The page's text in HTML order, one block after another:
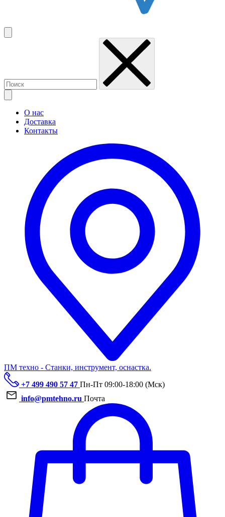
О нас
Доставка
Контакты
ПМ техно - Станки, инструмент, оснастка.
+7 499 490 57 47 Пн-Пт 09:00-18:00 (Мск)
info@pmtehno.ru Почта